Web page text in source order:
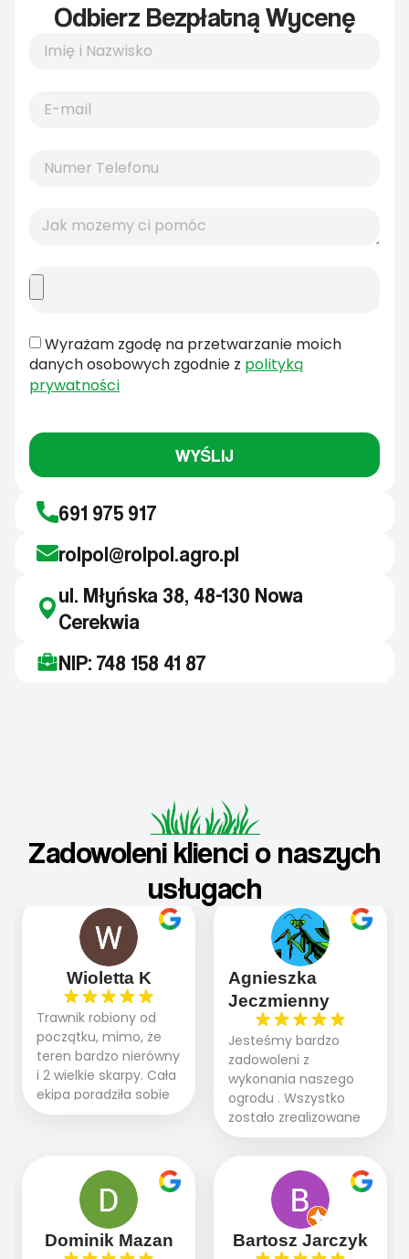
Odbierz Bezpłatną Wycenę
Wyrażam zgodę na przetwarzanie moich
danych osobowych zgodnie z polityką
prywatności
WYŚLIJ
691 975 917
rolpol@rolpol.agro.pl
ul. Młyńska 38, 48-130 Nowa
Cerekwia
NIP: 748 158 41 87
Zadowoleni klienci o naszych
usługach
Wioletta K
Trawnik robiony od
początku, mimo, że
teren bardzo nierówny
i 2 wielkie skarpy. Cała
ekipa poradziła sobie
WSPANIALE od
panowie wiedzą co
robią. Wszystko poszło
sprawnie i szybko.
Doradztwo w
pielęgnacji trawnika
Agnieszka
Jeczmienny
Jesteśmy bardzo
zadowoleni z
wykonania naszego
ogrodu . Wszystko
zostało zrealizowane
fachowo, rzetelnie i
oczekiwaniami. Prace
przebiegały sprawnie
dzięki temu,że firma
działa kompleksowo :
ogrodnictwo,nawodnienie,
Dominik Mazan Bartosz Jarczyk